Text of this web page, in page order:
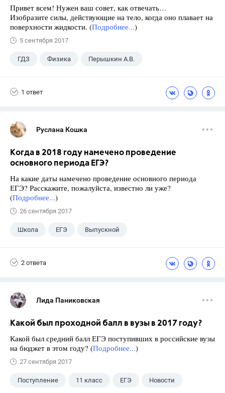
Привет всем! Нужен ваш совет, как отвечать…
Изобразите силы, действующие на тело, когда оно плавает на
поверхности жидкости. (Подробнее...)
5 сентября 2017
ГДЗ Физика Перышкин А.В.
1 ответ
Руслана Кошка
Когда в 2018 году намечено проведение
основного периода ЕГЭ?
На какие даты намечено проведение основного периода
ЕГЭ? Расскажите, пожалуйста, известно ли уже?
(Подробнее...)
26 сентября 2017
Школа ЕГЭ Выпускной
2 ответа
Лида Паниковская
Какой был проходной балл в вузы в 2017 году?
Какой был средний балл ЕГЭ поступивших в российские вузы
на бюджет в этом году? (Подробнее...)
27 сентября 2017
Поступление 11 класс ЕГЭ Новости